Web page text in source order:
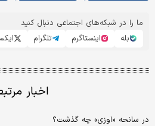
ما را در شبکه‌های اجتماعی دنبال کنید
بله
اینستاگرم تلگرام
اخبار
در سانحه «اوزی» چه گذشت؟